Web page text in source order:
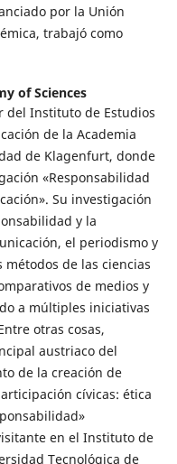
por la Unión
trabajó como
of Sciences
del Instituto de Estudios
de la Academia
de Klagenfurt, donde
«Responsabilidad
Su investigación
y la
el periodismo y
métodos de las ciencias
de medios y
a múltiples iniciativas
otras cosas,
austriaco del
de la creación de
cívicas: ética
en el Instituto de
Tecnológica de